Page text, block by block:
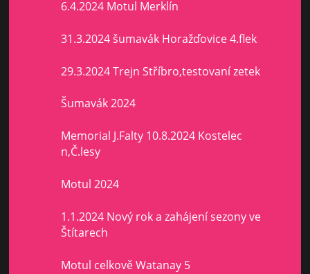
6.4.2024 Motul Merklín
31.3.2024 šumavák Horažďovice 4.flek
29.3.2024 Trejn Stříbro,testovaní zetek
Šumavák 2024
Memorial J.Falty 10.8.2024 Kostelec
n,Č.lesy
Motul 2024
1.1.2024 Nový rok a zahájení sezony ve
Štítarech
Motul celkově Watanay 5